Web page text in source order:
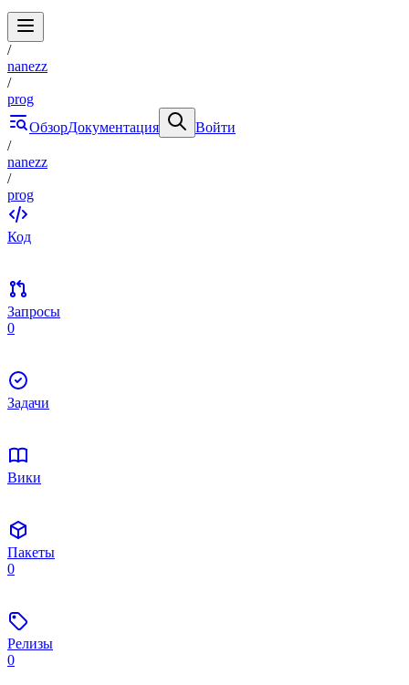
/
nanezz
/
prog
ОбзорДокументация
Войти
/
nanezz
/
prog
Код
Запросы
0
Задачи
Вики
Пакеты
0
Релизы
0